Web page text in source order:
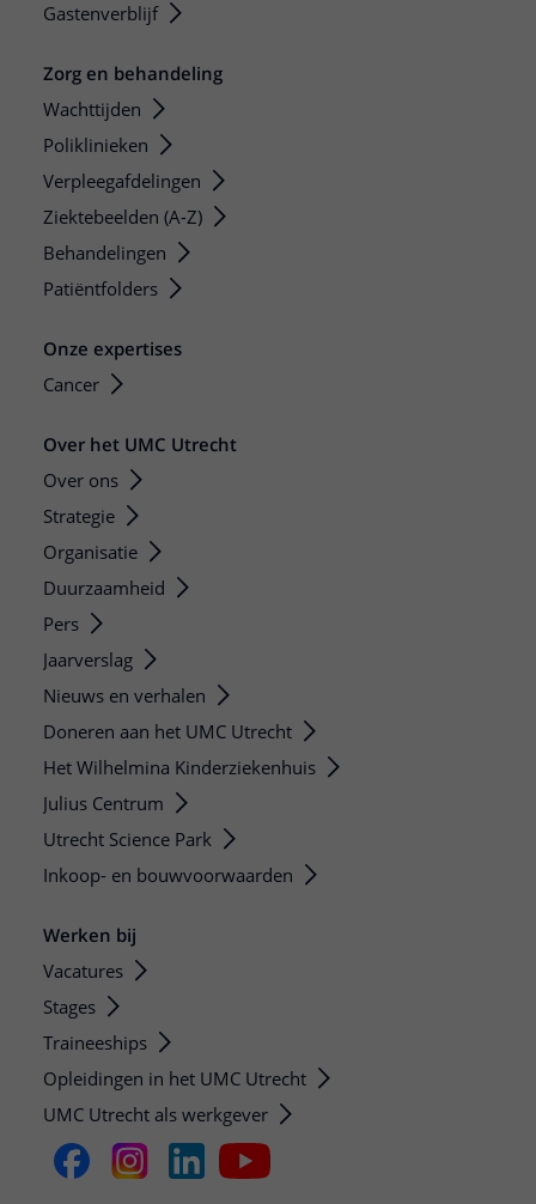
Gastenverblijf
Zorg en behandeling
Wachttijden
Poliklinieken
Verpleegafdelingen
Ziektebeelden (A-Z)
Behandelingen
Patiëntfolders
Onze expertises
Cancer
Over het UMC Utrecht
Over ons
Strategie
Organisatie
Duurzaamheid
Pers
Jaarverslag
Nieuws en verhalen
Doneren aan het UMC Utrecht
Het Wilhelmina Kinderziekenhuis
Julius Centrum
Utrecht Science Park
Inkoop- en bouwvoorwaarden
Werken bij
Vacatures
Stages
Traineeships
Opleidingen in het UMC Utrecht
UMC Utrecht als werkgever